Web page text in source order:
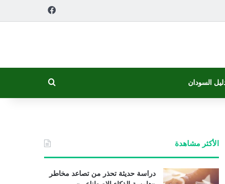
السودان
الأكثر مشاهدة
دراسة حديثة تحذر من تصاعد مخاطر